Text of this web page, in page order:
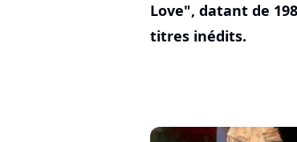
Love", datant de
titres inédits.